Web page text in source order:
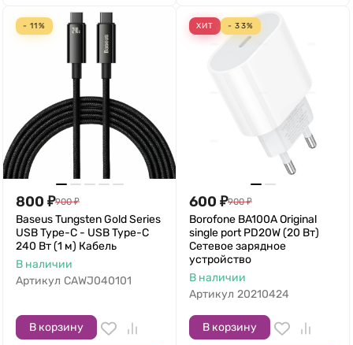
- 11%
800 ₽900 ₽
Baseus Tungsten Gold Series
USB Type-C - USB Type-C
240 Вт (1 м) Кабель
В наличии
Артикул CAWJ040101
В корзину
ХИТ - 33%
600 ₽900 ₽
Borofone BA100A Original
single port PD20W (20 Вт)
Сетевое зарядное
устройство
В наличии
Артикул 20210424
В корзину